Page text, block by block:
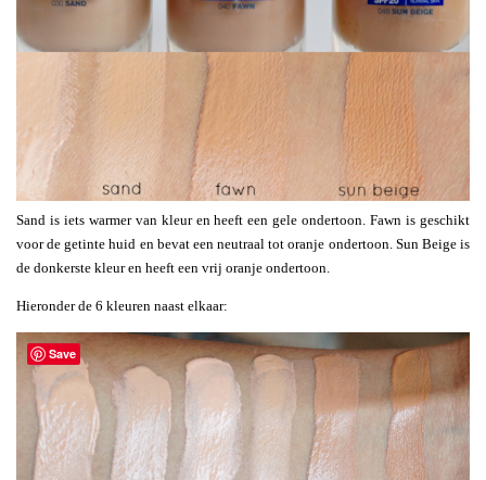
Sand is iets warmer van kleur en heeft een gele ondertoon. Fawn is geschikt
voor de getinte huid en bevat een neutraal tot oranje ondertoon. Sun Beige is
de donkerste kleur en heeft een vrij oranje ondertoon.
Hieronder de 6 kleuren naast elkaar:
Save